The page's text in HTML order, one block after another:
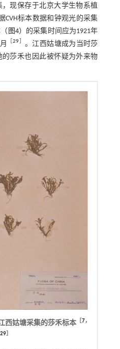
现保存于北京大学生物系植
CVH标本数据和钟观光的采集
图4）的采集时间应为1921年
［29］ 。江西姑塘成为当时莎
莎禾也因此被怀疑为外来物
西姑塘采集的莎禾标本［ 7 ，
29］